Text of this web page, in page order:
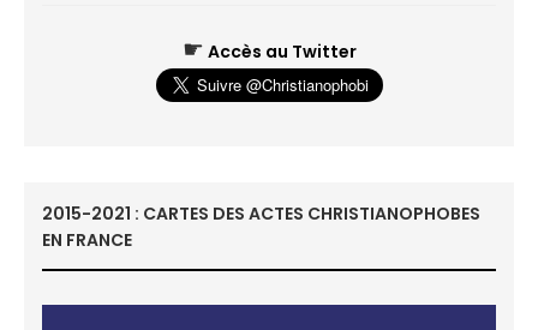
☛ Accès au Twitter
2015-2021 : CARTES DES ACTES CHRISTIANOPHOBES
EN FRANCE